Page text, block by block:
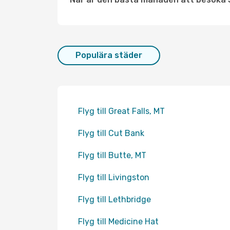
Populära städer
Flyg till Great Falls, MT
Flyg till Cut Bank
Flyg till Butte, MT
Flyg till Livingston
Flyg till Lethbridge
Flyg till Medicine Hat